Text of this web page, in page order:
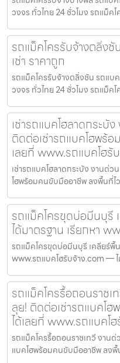
วงจร ทั่วไทย 24 ชั่วโมง รถแม็ค
รถแม็คโครรับจ้างตลิ่งชั
เช่า ราคาถูก
รถแม็คโครรับจ้างตลิ่งชัน รถแบค
วงจร ทั่วไทย 24 ชั่วโมง รถแม็ค
เช่ารถแบคโฮลาดกระบั
ติดต่อเช่ารถแบคโฮพร้
เลยที่ www.รถแบคโฮรั
เช่ารถแบคโฮลาดกระบัง งานด่ว
โฮพร้อมคนขับมืออาชีพ ลงพื้นที่ไ
รถแม็คโครขุดบ่อมีนบุรี
ได้มาตรฐาน เรียกหา
รถแม็คโครขุดบ่อมีนบุรี เคลียร์พื้
www.รถแบคโฮรับจ้าง.com —
รถแม็คโครรื้อถอนราชเ
ลุย! ติดต่อเช่ารถแบคโ
ได้เลยที่ www.รถแบคโ
รถแม็คโครรื้อถอนราชเทวี งานด่
แบคโฮพร้อมคนขับมืออาชีพ ลงพื้